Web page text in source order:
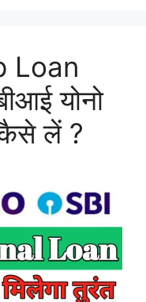
Loan
योनो
कैसे लें ?